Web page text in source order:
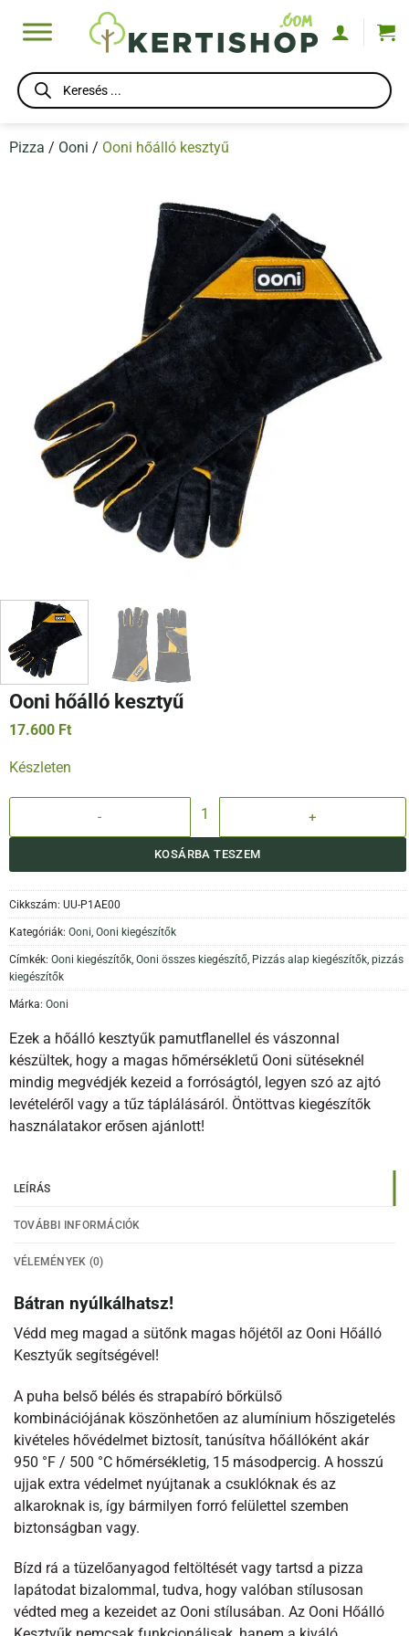
Products
search
Pizza / Ooni / Ooni hőálló kesztyű
Ooni hőálló kesztyű
17.600 Ft
Készleten
KOSÁRBA TESZEM
Cikkszám: UU-P1AE00
Kategóriák: Ooni Ooni kiegészítők
Címkék: Ooni kiegészítők Ooni összes kiegészítő Pizzás alap kiegészítők pizzás
kiegészítők
Márka: Ooni
Ezek a hőálló kesztyűk pamutflanellel és vászonnal
készültek, hogy a magas hőmérsékletű Ooni sütéseknél
mindig megvédjék kezeid a forróságtól, legyen szó az ajtó
levételéről vagy a tűz táplálásáról. Öntöttvas kiegészítők
használatakor erősen ajánlott!
LEÍRÁS
TOVÁBBI INFORMÁCIÓK
VÉLEMÉNYEK (0)
Bátran nyúlkálhatsz!
Védd meg magad a sütőnk magas hőjétől az Ooni Hőálló
Kesztyűk segítségével!
A puha belső bélés és strapabíró bőrkülső
kombinációjának köszönhetően az alumínium hőszigetelés
kivételes hővédelmet biztosít, tanúsítva hőállóként akár
950 °F / 500 °C hőmérsékletig, 15 másodpercig. A hosszú
ujjak extra védelmet nyújtanak a csuklóknak és az
alkaroknak is, így bármilyen forró felülettel szemben
biztonságban vagy.
Bízd rá a tüzelőanyagod feltöltését vagy tartsd a pizza
lapátodat bizalommal, tudva, hogy valóban stílusosan
védted meg a kezeidet az Ooni stílusában. Az Ooni Hőálló